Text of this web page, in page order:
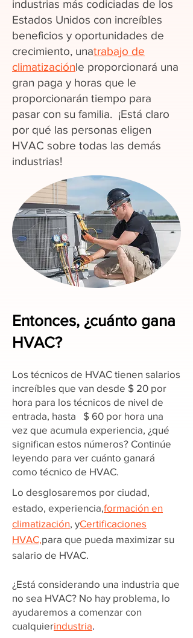
industrias más codiciadas de los
Estados Unidos con increíbles
beneficios y oportunidades de
crecimiento, unatrabajo de
climatizaciónle proporcionará una
gran paga y horas que le
proporcionarán tiempo para
pasar con su familia. ¡Está claro
por qué las personas eligen
HVAC sobre todas las demás
industrias!
Entonces, ¿cuánto gana
HVAC?
Los técnicos de HVAC tienen salarios
increíbles que van desde $ 20 por
hora para los técnicos de nivel de
entrada, hasta $ 60 por hora una
vez que acumula experiencia, ¿qué
significan estos números? Continúe
leyendo para ver cuánto ganará
como técnico de HVAC.
Lo desglosaremos por ciudad,
estado, experiencia,formación en
climatización, yCertificaciones
HVAC,para que pueda maximizar su
salario de HVAC.
¿Está considerando una industria que
no sea HVAC? No hay problema, lo
ayudaremos a comenzar con
cualquierindustria.